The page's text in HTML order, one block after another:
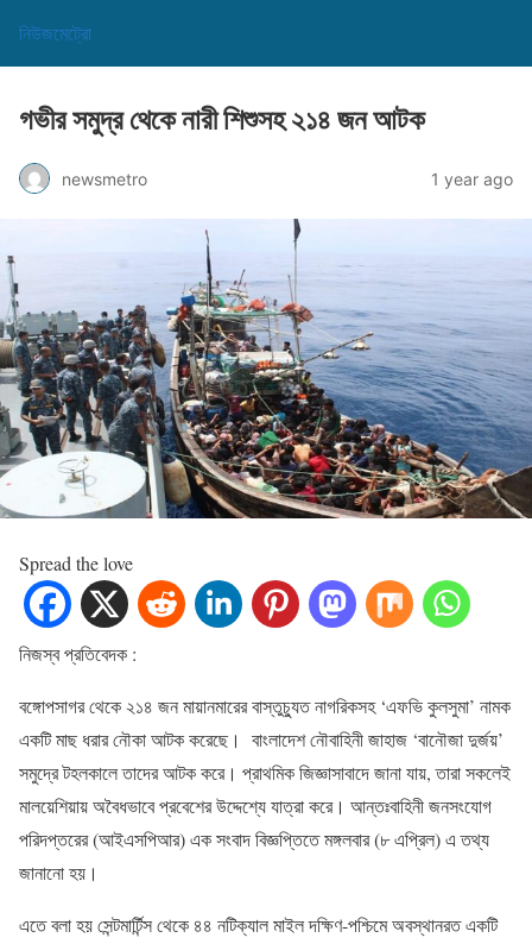
নিউজমেট্রো
গভীর সমুদ্র থেকে নারী শিশুসহ ২১৪ জন আটক
newsmetro 1 year ago
Spread the love
নিজস্ব প্রতিবেদক :
বঙ্গোপসাগর থেকে ২১৪ জন মায়ানমারের বাস্তুচ্যুত নাগরিকসহ ‘এফভি কুলসুমা’ নামক
একটি মাছ ধরার নৌকা আটক করেছে। বাংলাদেশ নৌবাহিনী জাহাজ ‘বানৌজা দুর্জয়’
সমুদ্রে টহলকালে তাদের আটক করে। প্রাথমিক জিজ্ঞাসাবাদে জানা যায়, তারা সকলেই
মালয়েশিয়ায় অবৈধভাবে প্রবেশের উদ্দেশ্যে যাত্রা করে। আন্তঃবাহিনী জনসংযোগ
পরিদপ্তরের (আইএসপিআর) এক সংবাদ বিজ্ঞপ্তিতে মঙ্গলবার (৮ এপ্রিল) এ তথ্য
জানানো হয়।
এতে বলা হয় সেন্টমার্টিন্স থেকে ৪৪ নটিক্যাল মাইল দক্ষিণ-পশ্চিমে অবস্থানরত একটি